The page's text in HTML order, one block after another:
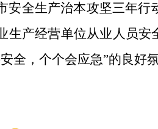
安全生产治本攻坚三年
生产经营单位从业人员
全，个个会应急”的良好